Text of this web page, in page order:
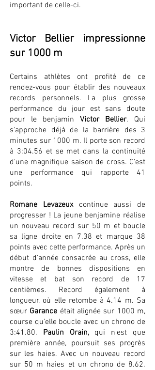
important de celle-ci.
Victor Bellier impressionne
sur 1000 m
Certains athlètes ont profité de ce
rendez-vous pour établir des nouveaux
records personnels. La plus grosse
performance du jour est sans doute
pour le benjamin Victor Bellier. Qui
s'approche déjà de la barrière des 3
minutes sur 1000 m. Il porte son record
à 3:04.56 et se met dans la continuité
d'une magnifique saison de cross. C'est
une performance qui rapporte 41
points.
Romane Levazeuxcontinue aussi de
progresser ! La jeune benjamine réalise
un nouveau record sur 50 m et boucle
sa ligne droite en 7.38 et marque 38
points avec cette performance. Après un
début d'année consacrée au cross, elle
montre de bonnes dispositions en
vitesse et bat son record de 17
centièmes. Record également à
longueur, où elle retombe à 4.14 m. Sa
sœur Garance était alignée sur 1000 m,
course qu'elle boucle avec un chrono de
3:41.80. Paulin Orain,qui n'est que
première année, poursuit ses progrès
sur les haies. Avec un nouveau record
sur 50 m haies et un chrono de 8.62.